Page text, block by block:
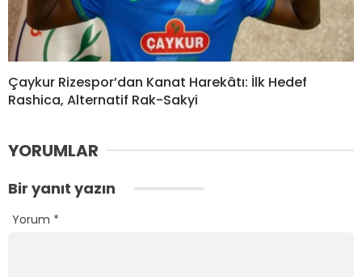
Çaykur Rizespor’dan Kanat Harekâtı: İlk Hedef
Rashica, Alternatif Rak-Sakyi
YORUMLAR
Bir yanıt yazın
Yorum *